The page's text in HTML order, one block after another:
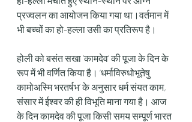
प्रज्वलन का आयोजन किया गया था।वर्तमान में
भी बच्चों का हो-हल्ला उसी का प्रतिरूप है।
होली को बसंत सखा ‘कामदेव’ की पूजा के दिन के
रूप में भी वर्णित किया है। ‘धर्माविरुधोभूतेषु
कामोअस्मि भरतर्षभ’ के अनुसार धर्म संयत काम,
संसार में ईश्वर की ही विभूति माना गया है। आज
के दिन कामदेव की पूजा किसी समय सम्पूर्ण भारत